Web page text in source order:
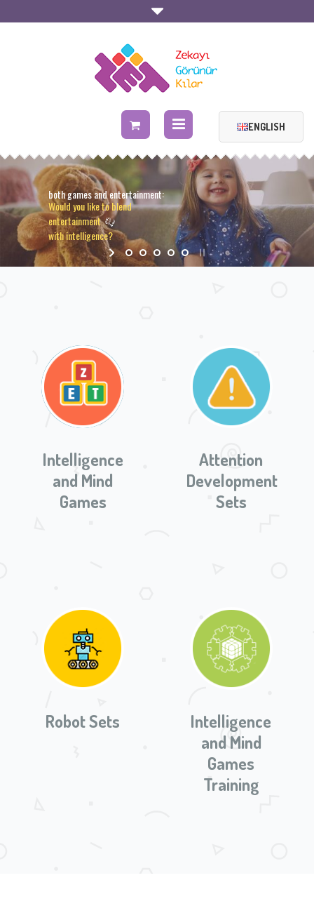
ENGLISH
Makes Intelligence Visible
Intelligence
and Mind
Games
Attention
Development
Sets
Robot Sets
Intelligence
and Mind
Games
Training